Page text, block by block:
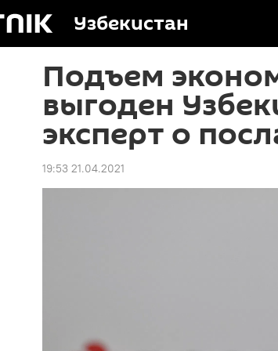
Узбекистан
Подъем
выгоден
эксперт о
19:53 21.04.2021